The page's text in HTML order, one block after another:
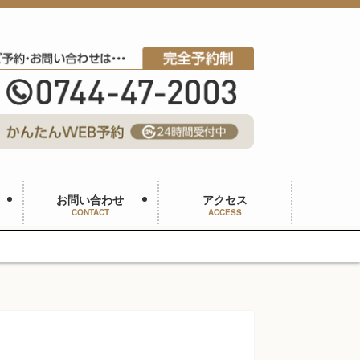
お問い合わせ
CONTACT
アクセス
ACCESS